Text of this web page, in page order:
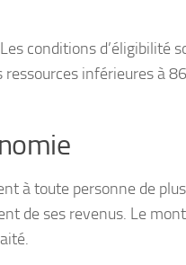
conditions d’éligibilité
ressources inférieures à
à toute personne de
de ses revenus. Le